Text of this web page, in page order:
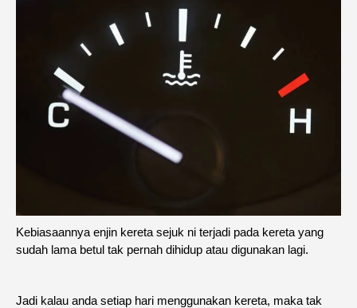
Kebiasaannya enjin kereta sejuk ni terjadi pada kereta yang
sudah lama betul tak pernah dihidup atau digunakan lagi.
Jadi kalau anda setiap hari menggunakan kereta, maka tak